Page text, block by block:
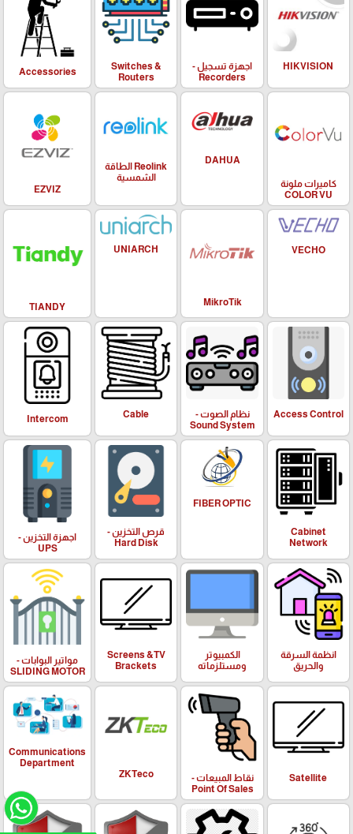
HIKVISION
اجهزة تسجيل -
Recorders
Switches &
Routers
Accessories
كاميرات ملونة
COLOR VU
DAHUA
Reolink الطاقة
الشمسية
EZVIZ
VECHO
MikroTik
UNIARCH
TIANDY
Access Control
نظام الصوت -
Sound System
Cable
Intercom
Cabinet
Network
FIBER OPTIC
قرص التخزين -
Hard Disk
اجهزة التخزين -
UPS
انظمة السرقة
والحريق
الكمبيوتر
ومستلزماته
Screens &TV
Brackets
مواتير البوابات -
SLIDING MOTOR
Satellite
نقاط المبيعات -
Point Of Sales
ZKTeco
Communications
Department